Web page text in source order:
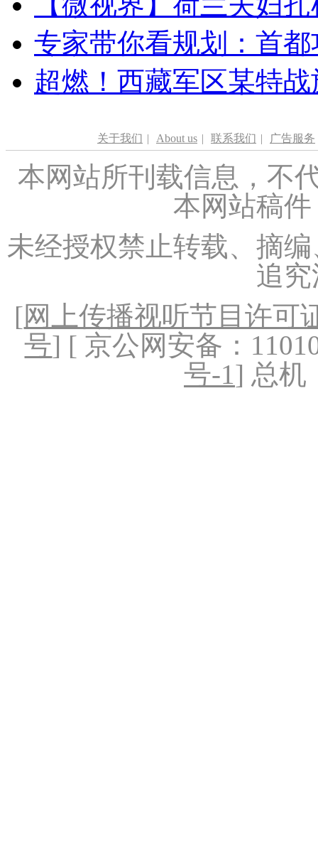
专家带你看规划：首
超燃！西藏军区某特
关于我们 | About us | 联系我们 | 广告服务
本网站所刊载信息，不
本网站稿
未经授权禁止转载、摘
追
[网上传播视听节目许可
号] [ 京公网安备：
号-1] 总机